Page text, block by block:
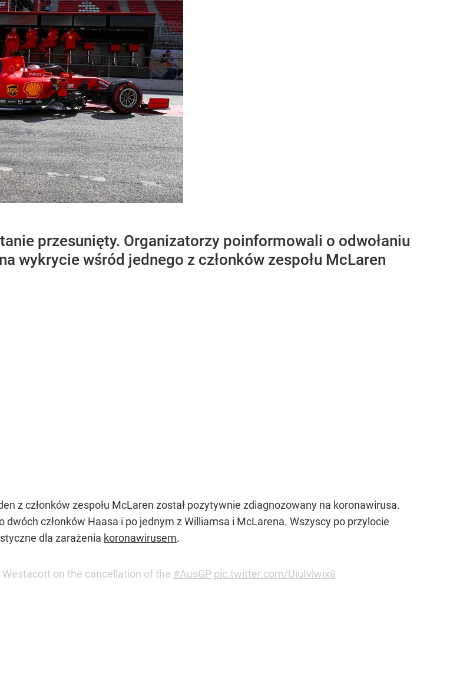
przesunięty. Organizatorzy poinformowali o odwołaniu
wykrycie wśród jednego z członków zespołu McLaren
z członków zespołu McLaren został pozytywnie zdiagnozowany na koronawirusa.
dwóch członków Haasa i po jednym z Williamsa i McLarena. Wszyscy po przylocie
dla zarażenia koronawirusem.
on the cancellation of the #AusGP pic.twitter.com/UiuIvlwix8